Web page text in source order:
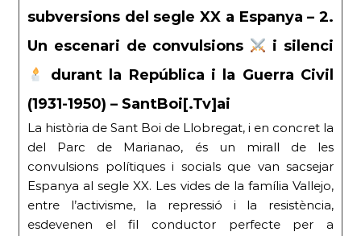
subversions del segle XX a Espanya – 2.
Un escenari de convulsions
i silenci
durant la República i la Guerra Civil
(1931-1950) – SantBoi[.Tv]ai
La història de Sant Boi de Llobregat, i en concret la
del Parc de Marianao, és un mirall de les
convulsions polítiques i socials que van sacsejar
Espanya al segle XX. Les vides de la família Vallejo,
entre l’activisme, la repressió i la resistència,
esdevenen el fil conductor perfecte per a